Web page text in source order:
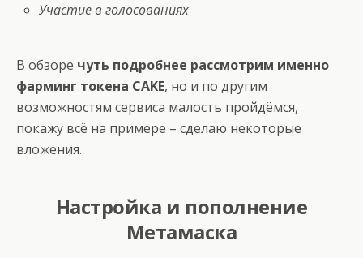
Участие в голосованиях
В обзоре чуть подробнее рассмотрим именно
фарминг токена CAKE, но и по другим
возможностям сервиса малость пройдёмся,
покажу всё на примере – сделаю некоторые
вложения.
Настройка и пополнение
Метамаска